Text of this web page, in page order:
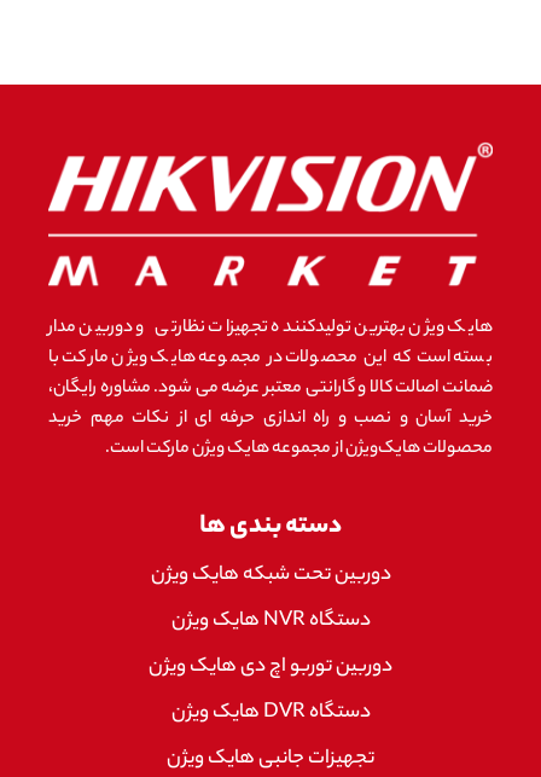
هایک ویژن بهترین تولیدکننده تجهیزات نظارتی و دوربین مدار
بسته است که این محصولات در مجموعه هایک ویژن مارکت با
ضمانت اصالت کالا و گارانتی معتبر عرضه می شود. مشاوره رایگان،
خرید آسان و نصب و راه اندازی حرفه ای از نکات مهم خرید
محصولات هایک‌ویژن از مجموعه هایک ویژن مارکت است.
دسته بندی ها
دوربین تحت شبکه هایک ویژن
دستگاه NVR هایک ویژن
دوربین توربو اچ دی هایک ویژن
دستگاه DVR هایک ویژن
تجهیزات جانبی هایک ویژن